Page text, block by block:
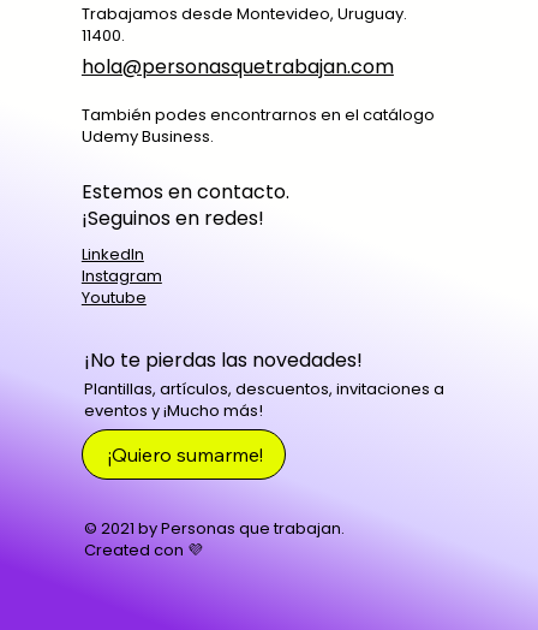
Trabajamos desde Montevideo, Uruguay.
11400.
Estemos en contacto.
¡Seguinos en redes!
LinkedIn
Instagram
Youtube
¡No te pierdas las novedades!
Plantillas, artículos, descuentos, invitaciones a
eventos y ¡Mucho más!
¡Quiero sumarme!
hola@personasquetrabajan.com
También podes encontrarnos en el catálogo
Udemy Business.
© 2021 by Personas que trabajan.
Created con 💜